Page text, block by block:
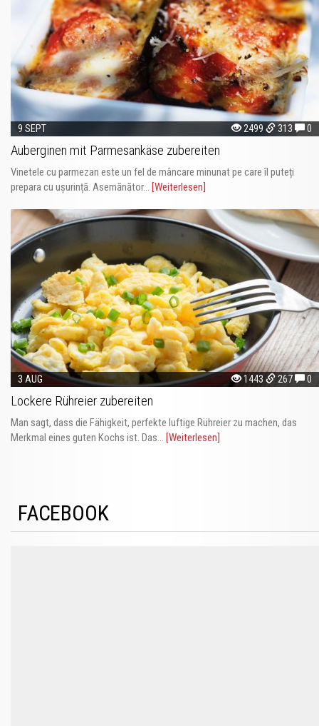
9 SEPT 2499 313 0
Auberginen mit Parmesankäse zubereiten
Vinetele cu parmezan este un fel de mâncare minunat pe care îl puteți
prepara cu ușurință. Asemănător...
[Weiterlesen]
3 AUG 1443 267 0
Lockere Rühreier zubereiten
Man sagt, dass die Fähigkeit, perfekte luftige Rühreier zu machen, das
Merkmal eines guten Kochs ist. Das... [Weiterlesen]
FACEBOOK